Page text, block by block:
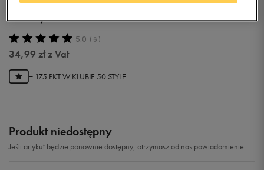
AND SHINE SUNGLASSES
BLACK/SMOKE LENS
5.0 ( 6 )
34,99 złz Vat
+ 175 PKT W KLUBIE 50 STYLE
Produkt niedostępny
Jeśli artykuł będzie ponownie dostępny, otrzymasz od nas powiadomienie.